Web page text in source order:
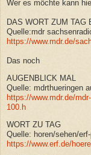
Wer es möchte kann
DAS WORT ZUM TAG
Quelle:mdr
https://www.mdr.de/
Das noch
AUGENBLICK MAL
Quelle: mdrthueringen
https://www.mdr.de/
100.h
WORT ZU TAG
Quelle: horen/sehen/
https://www.erf.de/